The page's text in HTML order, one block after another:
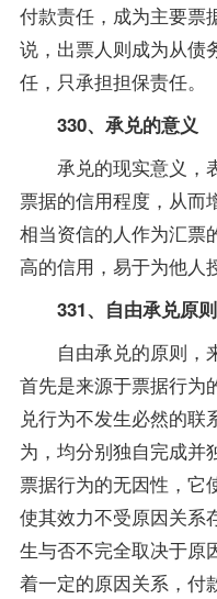
付款责任，成为主要票
说，出票人则成为从债
任，只承担担保责任。
330、承兑的意义
承兑的现实意义，
票据的信用程度，从而
相当资信的人作为汇票
高的信用，易于为他人
331、自由承兑原则
自由承兑的原则，来
首先是来源于票据行为
兑行为不发生必然的
为，均分别独自完成并
票据行为的无因性，它
使其效力不受原因关系
生与否不完全取决于原
着一定的原因关系，付